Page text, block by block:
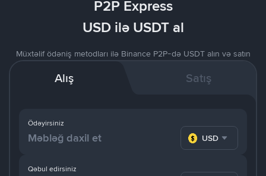
P2P Express
USD ilə USDT al
Müxtəlif ödəniş metodları ilə Binance P2P-də USDT alın və satın
Alış Satış
Ödəyirsiniz
USD
Qəbul edirsiniz